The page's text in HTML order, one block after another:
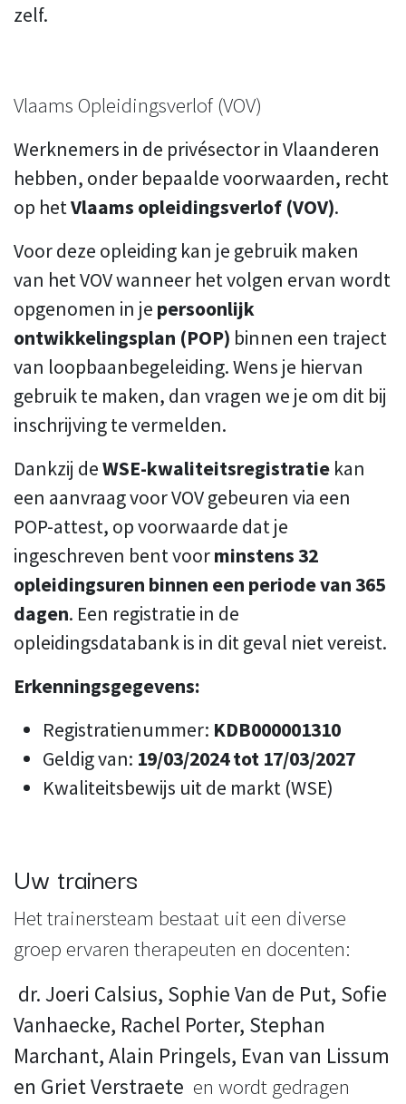
zelf.
Vlaams Opleidingsverlof (VOV)
Werknemers in de privésector in Vlaanderen
hebben, onder bepaalde voorwaarden, recht
op hetVlaams opleidingsverlof (VOV).
Voor deze opleiding kan je gebruik maken
van het VOV wanneer het volgen ervan wordt
opgenomen in je persoonlijk
ontwikkelingsplan (POP) binnen een traject
van loopbaanbegeleiding. Wens je hiervan
gebruik te maken, dan vragen we je om dit bij
inschrijving te vermelden.
Dankzij deWSE-kwaliteitsregistratie kan
een aanvraag voor VOV gebeuren via een
POP-attest, op voorwaarde dat je
ingeschreven bent voorminstens 32
opleidingsuren binnen een periode van 365
dagen. Een registratie in de
opleidingsdatabank is in dit geval niet vereist.
Erkenningsgegevens:
Registratienummer: KDB000001310
Geldig van: 19/03/2024 tot 17/03/2027
Kwaliteitsbewijs uit de markt (WSE)
Uw trainers
Het trainersteam bestaat uit een diverse
groep ervaren therapeuten en docenten:
dr. Joeri Calsius, Sophie Van de Put, Sofie
Vanhaecke, Rachel Porter, Stephan
Marchant, Alain Pringels, Evan van Lissum
en Griet Verstraete en wordt gedragen